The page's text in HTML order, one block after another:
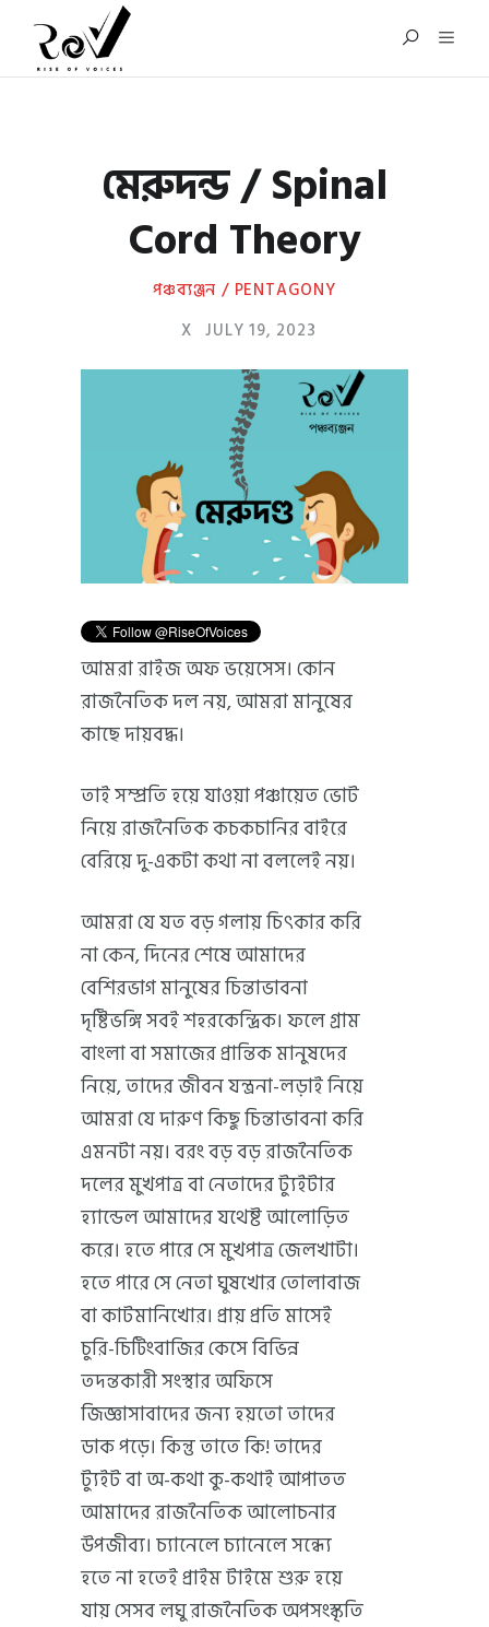
মেরুদন্ড / Spinal
Cord Theory
পঞ্চব্যঞ্জন / PENTAGONY
X JULY 19, 2023
আমরা রাইজ অফ ভয়েসেস। কোন
রাজনৈতিক দল নয়, আমরা মানুষের
কাছে দায়বদ্ধ।
তাই সম্প্রতি হয়ে যাওয়া পঞ্চায়েত ভোট
নিয়ে রাজনৈতিক কচকচানির বাইরে
বেরিয়ে দু-একটা কথা না বললেই নয়।
আমরা যে যত বড় গলায় চিৎকার করি
না কেন, দিনের শেষে আমাদের
বেশিরভাগ মানুষের চিন্তাভাবনা
দৃষ্টিভঙ্গি সবই শহরকেন্দ্রিক। ফলে গ্রাম
বাংলা বা সমাজের প্রান্তিক মানুষদের
নিয়ে, তাদের জীবন যন্ত্রনা-লড়াই নিয়ে
আমরা যে দারুণ কিছু চিন্তাভাবনা করি
এমনটা নয়। বরং বড় বড় রাজনৈতিক
দলের মুখপাত্র বা নেতাদের ট্যুইটার
হ্যান্ডেল আমাদের যথেষ্ট আলোড়িত
করে। হতে পারে সে মুখপাত্র জেলখাটা।
হতে পারে সে নেতা ঘুষখোর তোলাবাজ
বা কাটমানিখোর। প্রায় প্রতি মাসেই
চুরি-চিটিংবাজির কেসে বিভিন্ন
তদন্তকারী সংস্থার অফিসে
জিজ্ঞাসাবাদের জন্য হয়তো তাদের
ডাক পড়ে। কিন্তু তাতে কি! তাদের
ট্যুইট বা অ-কথা কু-কথাই আপাতত
আমাদের রাজনৈতিক আলোচনার
উপজীব্য। চ্যানেলে চ্যানেলে সন্ধ্যে
হতে না হতেই প্রাইম টাইমে শুরু হয়ে
যায় সেসব লঘু রাজনৈতিক অপসংস্কৃতি